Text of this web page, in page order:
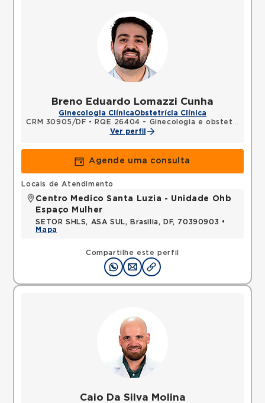
Breno Eduardo Lomazzi Cunha
Ginecologia ClínicaObstetrícia Clínica
CRM 30905/DF •
RQE 26404 - Ginecologia e obstetrícia
Ver perfil
Agende uma consulta
Compartilhe este perfil
Locais de Atendimento
Centro Medico Santa Luzia - Unidade Ohb
Espaço Mulher
SETOR SHLS, ASA SUL, Brasilia, DF, 70390903 •
Mapa
Caio Da Silva Molina